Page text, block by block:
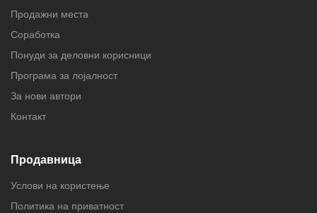
Продажни места
Соработка
Понуди за деловни корисници
Програма за лојалност
За нови автори
Контакт
Продавница
Услови на користење
Политика на приватност